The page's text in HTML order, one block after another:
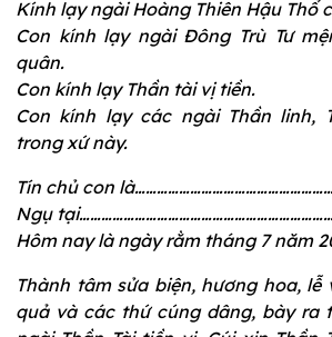
Kính lạy ngài Hoàng Thiên Hậu Thổ
Con kính lạy ngài Đông Trù Tư
quân.
Con kính lạy Thần tài vị tiền.
Con kính lạy các ngài Thần linh,
trong xứ này.
Tín chủ con
Ngụ
Hôm nay là ngày rằm tháng 7 năm
Thành tâm sửa biện, hương hoa, lễ
quả và các thứ cúng dâng, bày ra